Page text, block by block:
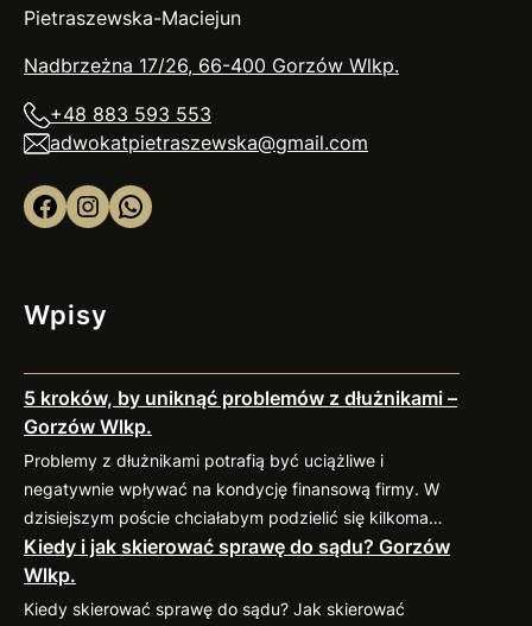
Pietraszewska-Maciejun
Nadbrzeżna 17/26, 66-400 Gorzów Wlkp.
+48 883 593 553
adwokatpietraszewska@gmail.com
Facebook Instagram WhatsApp
Wpisy
5 kroków, by uniknąć problemów z dłużnikami –
Gorzów Wlkp.
Problemy z dłużnikami potrafią być uciążliwe i
negatywnie wpływać na kondycję finansową firmy. W
dzisiejszym poście chciałabym podzielić się kilkoma
sprawdzonymi praktykami, które pomogą
zminimalizować ryzyko takich sytuacji. 1. Weryfikacja
kontrahenta przed nawiązaniem współpracy Zanim
Kiedy i jak skierować sprawę do sądu? Gorzów
Wlkp.
Kiedy skierować sprawę do sądu? Jak skierować